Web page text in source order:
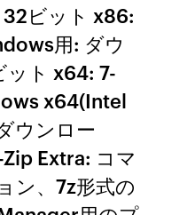
ビット x86:
用: ダウ
ット x64: 7-
x64(Intel
ウンロー
Extra: コマ
ン、7z形式の